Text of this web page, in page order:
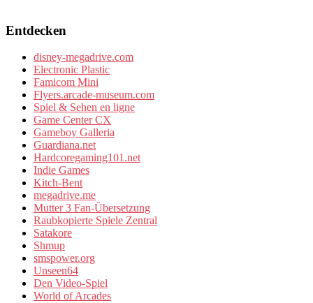
Entdecken
disney-megadrive.com
Electronic Plastic
Famicom Mini
Flyers.arcade-museum.com
Spiel & Sehen en ligne
Game Center CX
Gameboy Galleria
Guardiana.net
Hardcoregaming101.net
Indie Games
Kitch-Bent
megadrive.me
Mutter 3 Fan-Übersetzung
Raubkopierte Spiele Zentral
Satakore
Shmup
smspower.org
Unseen64
Den Video-Spiel
World of Arcades